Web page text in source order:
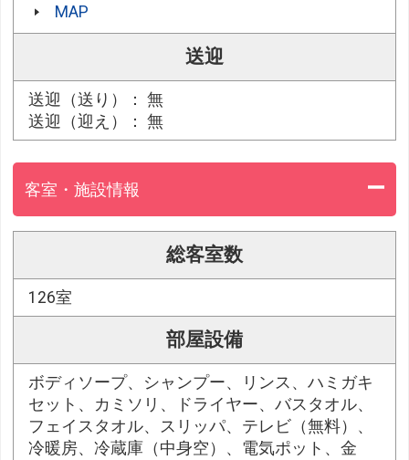
MAP
送迎
送迎（送り）： 無
送迎（迎え）： 無
客室・施設情報
総客室数
126室
部屋設備
ボディソープ、シャンプー、リンス、ハミガキ
セット、カミソリ、ドライヤー、バスタオル、
フェイスタオル、スリッパ、テレビ（無料）、
冷暖房、冷蔵庫（中身空）、電気ポット、金